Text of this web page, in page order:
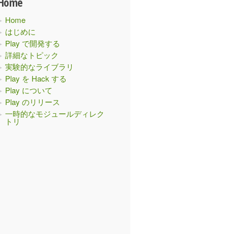
Home
はじめに
Play で開発する
詳細なトピック
実験的なライブラリ
Play を Hack する
Play について
Play のリリース
一時的なモジュールディレク
トリ